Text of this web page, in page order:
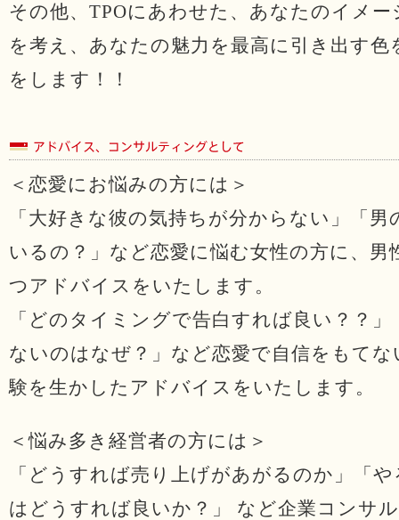
その他、TPOにあわせた、あなたのイメ
を考え、あなたの魅力を最高に引き出す
をします！！
＜恋愛にお悩みの方には＞
「大好きな彼の気持ちが分からない」「
いるの？」など恋愛に悩む女性の方に、男
つアドバイスをいたします。
「どのタイミングで告白すれば良い？？
ないのはなぜ？」など恋愛で自信をもて
験を生かしたアドバイスをいたします。
＜悩み多き経営者の方には＞
「どうすれば売り上げがあがるのか」「
はどうすれば良いか？」 など企業コンサ